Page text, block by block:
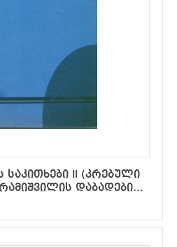
საკითხები II (კრებული
დაბადების